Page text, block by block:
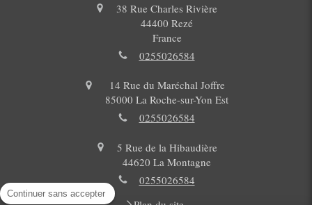
38 Rue Charles Rivière
44400 Rezé
France
0255026584
14 Rue du Maréchal Joffre
85000 La Roche-sur-Yon Est
0255026584
5 Rue de la Hibaudière
44620 La Montagne
0255026584
Continuer sans accepter